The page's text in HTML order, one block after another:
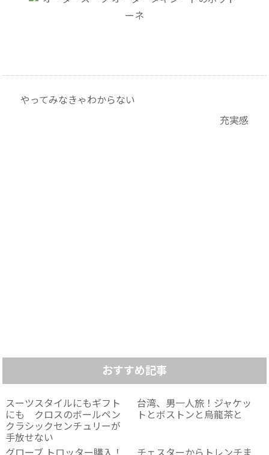
やってみなきゃわからない
充実感
おすすめ記事
スーツスタイルにもギフト
にも クロスのボールペン
クラシックセンチュリーが
手放せない
台湾、男一人旅！ジャケッ
トとボストンと烏龍茶と